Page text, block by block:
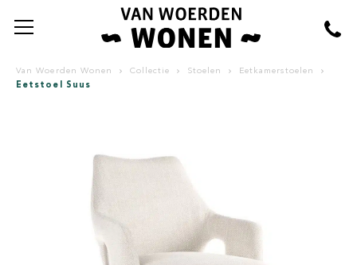
Van Woerden Wonen Collectie Stoelen Eetkamerstoelen
Eetstoel Suus